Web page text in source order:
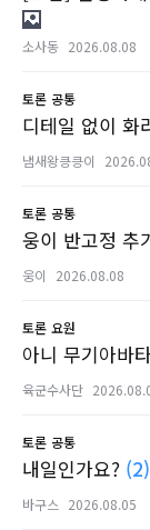
소사동 2026.08.08
토론 공통
디테일 없이 화
냄새왕킁킁이
토론 공통
웅이 반고정 추
웅이 2026.08.08
토론 요원
아니 무기아바
육군수사단
토론 공통
내일인가요? (2)
바구스 2026.08.05